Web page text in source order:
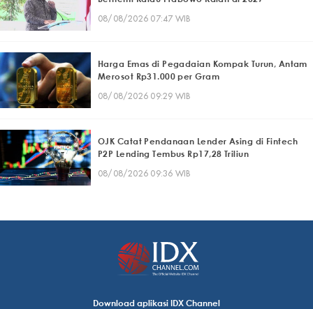
08/08/2026 07:47 WIB
Harga Emas di Pegadaian Kompak Turun, Antam
Merosot Rp31.000 per Gram
08/08/2026 09:29 WIB
OJK Catat Pendanaan Lender Asing di Fintech
P2P Lending Tembus Rp17,28 Triliun
08/08/2026 09:36 WIB
Download aplikasi IDX Channel